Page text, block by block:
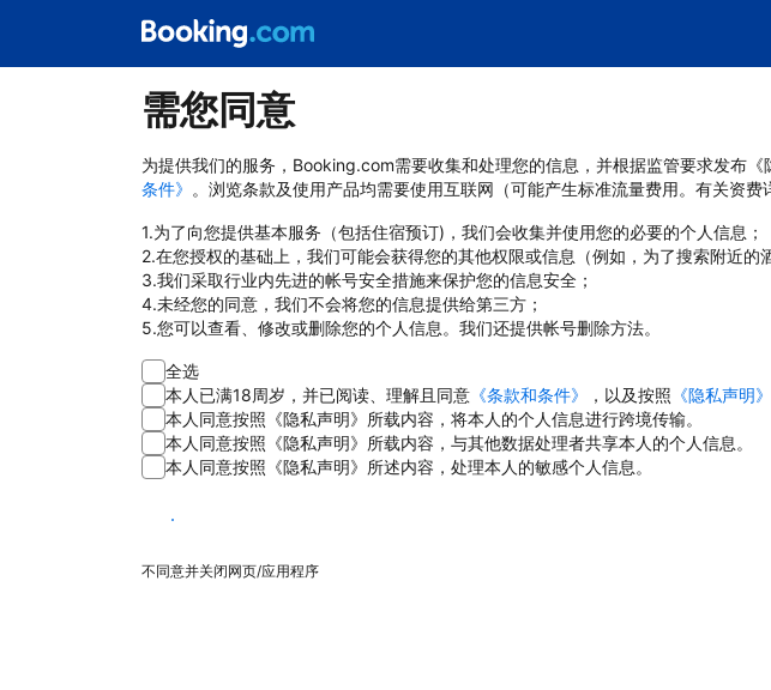
需您同意
为提供我们的服务，Booking.com需要收集和处理您的信息，并根据监管要求发布
条件》 。浏览条款及使用产品均需要使用互联网（可能产生标准流量费用。有关资
1.为了向您提供基本服务（包括住宿预订)，我们会收集并使用您的必要的个人信息；
2.在您授权的基础上，我们可能会获得您的其他权限或信息（例如，为了搜索附近的
3.我们采取行业内先进的帐号安全措施来保护您的信息安全；
4.未经您的同意，我们不会将您的信息提供给第三方；
5.您可以查看、修改或删除您的个人信息。我们还提供帐号删除方法。
全选
本人已满18周岁，并已阅读、理解且同意 《条款和条件》 ，以及按照 《隐私声明》
本人同意按照《隐私声明》所载内容，将本人的个人信息进行跨境传输。
本人同意按照《隐私声明》所载内容，与其他数据处理者共享本人的个人信息。
本人同意按照《隐私声明》所述内容，处理本人的敏感个人信息。
同意
不同意并关闭网页/应用程序